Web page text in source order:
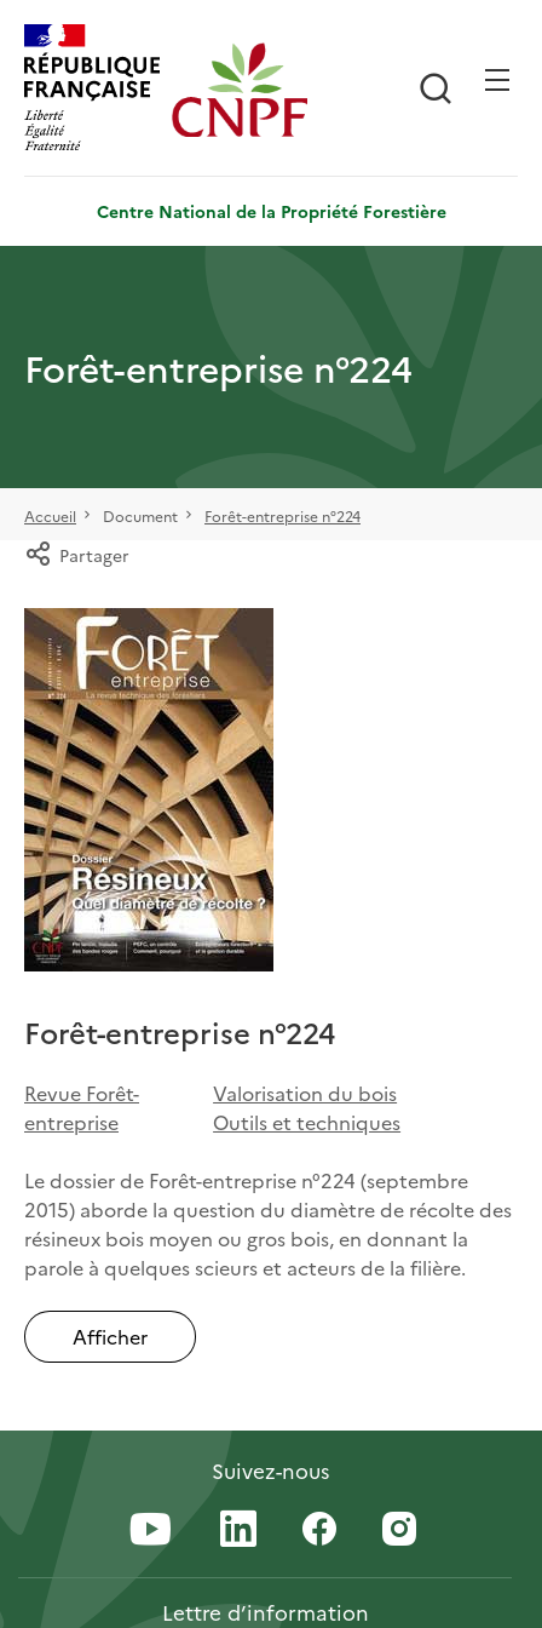
contenu
principal
Centre National de la Propriété Forestière
Forêt-entreprise n°224
Accueil Document Forêt-entreprise n°224
Partager
Forêt-entreprise n°224
Revue Forêt-
entreprise
Valorisation du bois
Outils et techniques
Le dossier de Forêt-entreprise n°224 (septembre
2015) aborde la question du diamètre de récolte des
résineux bois moyen ou gros bois, en donnant la
parole à quelques scieurs et acteurs de la filière.
Afficher
Suivez-nous
Lettred’information